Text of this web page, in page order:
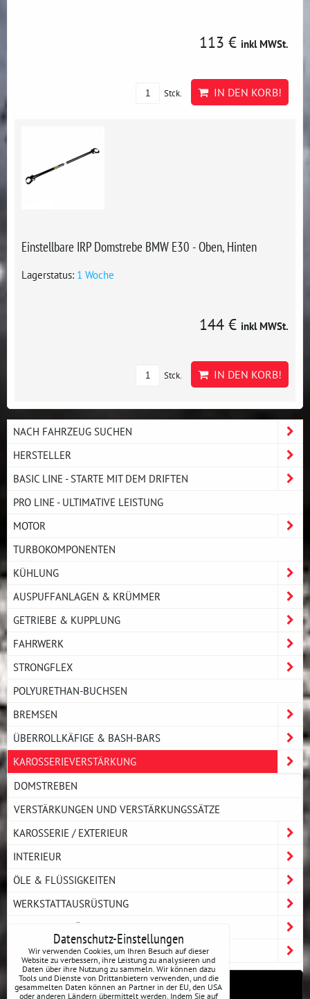
113 € inkl MWSt.
Stck. IN DEN KORB!
Einstellbare IRP Domstrebe BMW E30 - Oben, Hinten
Lagerstatus: 1 Woche
144 € inkl MWSt.
Stck. IN DEN KORB!
NACH FAHRZEUG SUCHEN
HERSTELLER
BASIC LINE - STARTE MIT DEM DRIFTEN
PRO LINE - ULTIMATIVE LEISTUNG
MOTOR
TURBOKOMPONENTEN
KÜHLUNG
AUSPUFFANLAGEN & KRÜMMER
GETRIEBE & KUPPLUNG
FAHRWERK
STRONGFLEX
POLYURETHAN-BUCHSEN
BREMSEN
ÜBERROLLKÄFIGE & BASH-BARS
KAROSSERIEVERSTÄRKUNG
DOMSTREBEN
VERSTÄRKUNGEN UND VERSTÄRKUNGSSÄTZE
KAROSSERIE / EXTERIEUR
INTERIEUR
ÖLE & FLÜSSIGKEITEN
WERKSTATTAUSRÜSTUNG
FAHRERAUSRÜSTUNG
ZUBEHÖR UND MERCH
ALL4DRIFT
Datenschutz-Einstellungen
Wir verwenden Cookies, um Ihren Besuch auf dieser
Website zu verbessern, ihre Leistung zu analysieren und
Daten über ihre Nutzung zu sammeln. Wir können dazu
Tools und Dienste von Drittanbietern verwenden, und die
gesammelten Daten können an Partner in der EU, den USA
oder anderen Ländern übermittelt werden. Indem Sie auf